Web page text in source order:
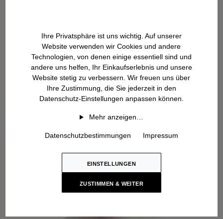
Ihre Privatsphäre ist uns wichtig. Auf unserer
Website verwenden wir Cookies und andere
Technologien, von denen einige essentiell sind und
andere uns helfen, Ihr Einkaufserlebnis und unsere
Website stetig zu verbessern. Wir freuen uns über
Ihre Zustimmung, die Sie jederzeit in den
Datenschutz-Einstellungen anpassen können.
Mehr anzeigen…
Datenschutzbestimmungen Impressum
EINSTELLUNGEN
ZUSTIMMEN & WEITER